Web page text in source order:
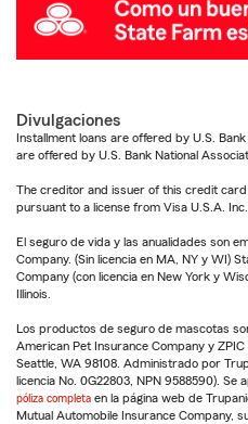
Divulgaciones
Installment loans are offered by U.S.
are offered by U.S. Bank National
The creditor and issuer of this credit card
pursuant to a license from Visa U.S.A. Inc.
El seguro de vida y las anualidades son
Company. (Sin licencia en MA, NY y WI)
Company (con licencia en New York y
Illinois.
Los productos de seguro de mascotas
American Pet Insurance Company y
Seattle, WA 98108. Administrado por
licencia No. 0G22803, NPN 9588590). Se
póliza completa en la página web de
Mutual Automobile Insurance Company,